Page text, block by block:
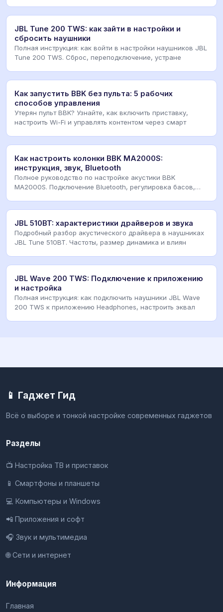
JBL Tune 200 TWS: как зайти в настройки и
сбросить наушники
Полная инструкция: как войти в настройки наушников JBL
Tune 200 TWS. Сброс, переподключение, устране
Как запустить BBK без пульта: 5 рабочих
способов управления
Утерян пульт BBK? Узнайте, как включить приставку,
настроить Wi-Fi и управлять контентом через смарт
Как настроить колонки BBK MA2000S:
инструкция, звук, Bluetooth
Полное руководство по настройке акустики BBK
MA2000S. Подключение Bluetooth, регулировка басов,
JBL 510BT: характеристики драйверов и звука
Подробный разбор акустического драйвера в наушниках
JBL Tune 510BT. Частоты, размер динамика и влиян
JBL Wave 200 TWS: Подключение к приложению
и настройка
Полная инструкция: как подключить наушники JBL Wave
200 TWS к приложению Headphones, настроить эквал
📱 Гаджет Гид
Всё о выборе и тонкой настройке современных гаджетов
Разделы
📺 Настройка ТВ и приставок
📱 Смартфоны и планшеты
💻 Компьютеры и Windows
📲 Приложения и софт
🎧 Звук и мультимедиа
🌐 Сети и интернет
Информация
Главная